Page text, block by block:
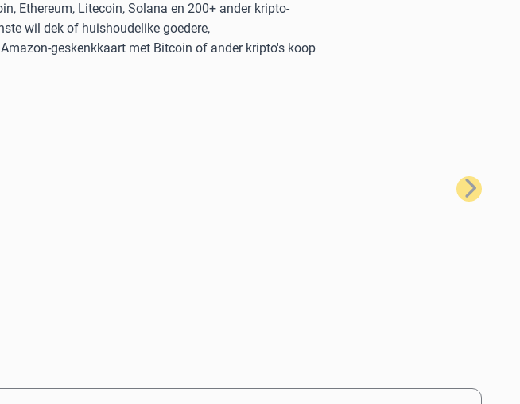
Ethereum, Litecoin, Solana en 200+ ander kripto-
wil dek of huishoudelike goedere,
geskenkkaart met Bitcoin of ander kripto's koop
Volgende